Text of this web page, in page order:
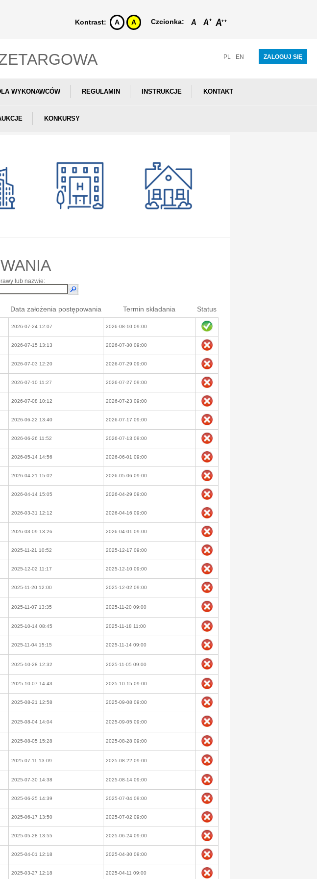
Czcionka:
Kontrast: A A
PL EN ZALOGUJ SIĘ
WYKONAWCÓW REGULAMIN INSTRUKCJE KONTAKT
KONKURSY
lub nazwie:
Data założenia postępowania Termin składania Status
2026-07-24 12:07 2026-08-10 09:00
2026-07-15 13:13 2026-07-30 09:00
2026-07-03 12:20 2026-07-29 09:00
2026-07-10 11:27 2026-07-27 09:00
2026-07-08 10:12 2026-07-23 09:00
2026-06-22 13:40 2026-07-17 09:00
2026-06-26 11:52 2026-07-13 09:00
2026-05-14 14:56 2026-06-01 09:00
2026-04-21 15:02 2026-05-06 09:00
2026-04-14 15:05 2026-04-29 09:00
2026-03-31 12:12 2026-04-16 09:00
2026-03-09 13:26 2026-04-01 09:00
2025-11-21 10:52 2025-12-17 09:00
2025-12-02 11:17 2025-12-10 09:00
2025-11-20 12:00 2025-12-02 09:00
2025-11-07 13:35 2025-11-20 09:00
2025-10-14 08:45 2025-11-18 11:00
2025-11-04 15:15 2025-11-14 09:00
2025-10-28 12:32 2025-11-05 09:00
2025-10-07 14:43 2025-10-15 09:00
2025-08-21 12:58 2025-09-08 09:00
2025-08-04 14:04 2025-09-05 09:00
2025-08-05 15:28 2025-08-28 09:00
2025-07-11 13:09 2025-08-22 09:00
2025-07-30 14:38 2025-08-14 09:00
2025-06-25 14:39 2025-07-04 09:00
2025-06-17 13:50 2025-07-02 09:00
2025-05-28 13:55 2025-06-24 09:00
2025-04-01 12:18 2025-04-30 09:00
2025-03-27 12:18 2025-04-11 09:00